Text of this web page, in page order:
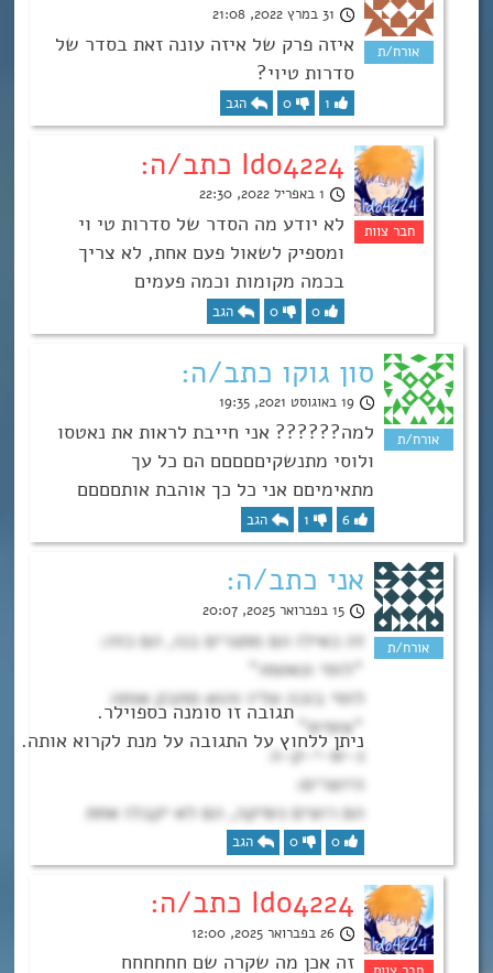
31 במרץ 2022, 21:08
איזה פרק של איזה עונה זאת בסדר של
סדרות טיוי?
1
0 הגב
Ido4224 כתב/ה:
1 באפריל 2022, 22:30
לא יודע מה הסדר של סדרות טי וי
ומספיק לשאול פעם אחת, לא צריך
בכמה מקומות וכמה פעמים
0
0 הגב
סון גוקו כתב/ה:
19 באוגוסט 2021, 19:35
למה?????? אני חייבת לראות את נאטסו
ולוסי מתנשקיםםםםם הם כל עך
מתאימיםם אני כל כך אוהבת אותםםםם
6
1 הגב
אני כתב/ה:
15 בפברואר 2025, 20:07
זה כאילו הם מתגרים בנו, הם כזה:
*לוסי ונאטסו*
לוסי בוכה עליו והוא מחבק אותה
*צופים*
נ-ש-י-ק-ה
היוצרים:
הם רוצים נשיקה, הם לא יקבלו אחת
0
0 הגב
Ido4224 כתב/ה:
26 בפברואר 2025, 12:00
זה אכן מה שקרה שם חחחחחח